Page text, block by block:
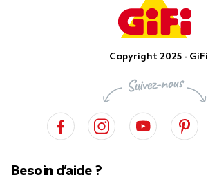
Copyright 2025 - GiFi
Besoin d’aide ?